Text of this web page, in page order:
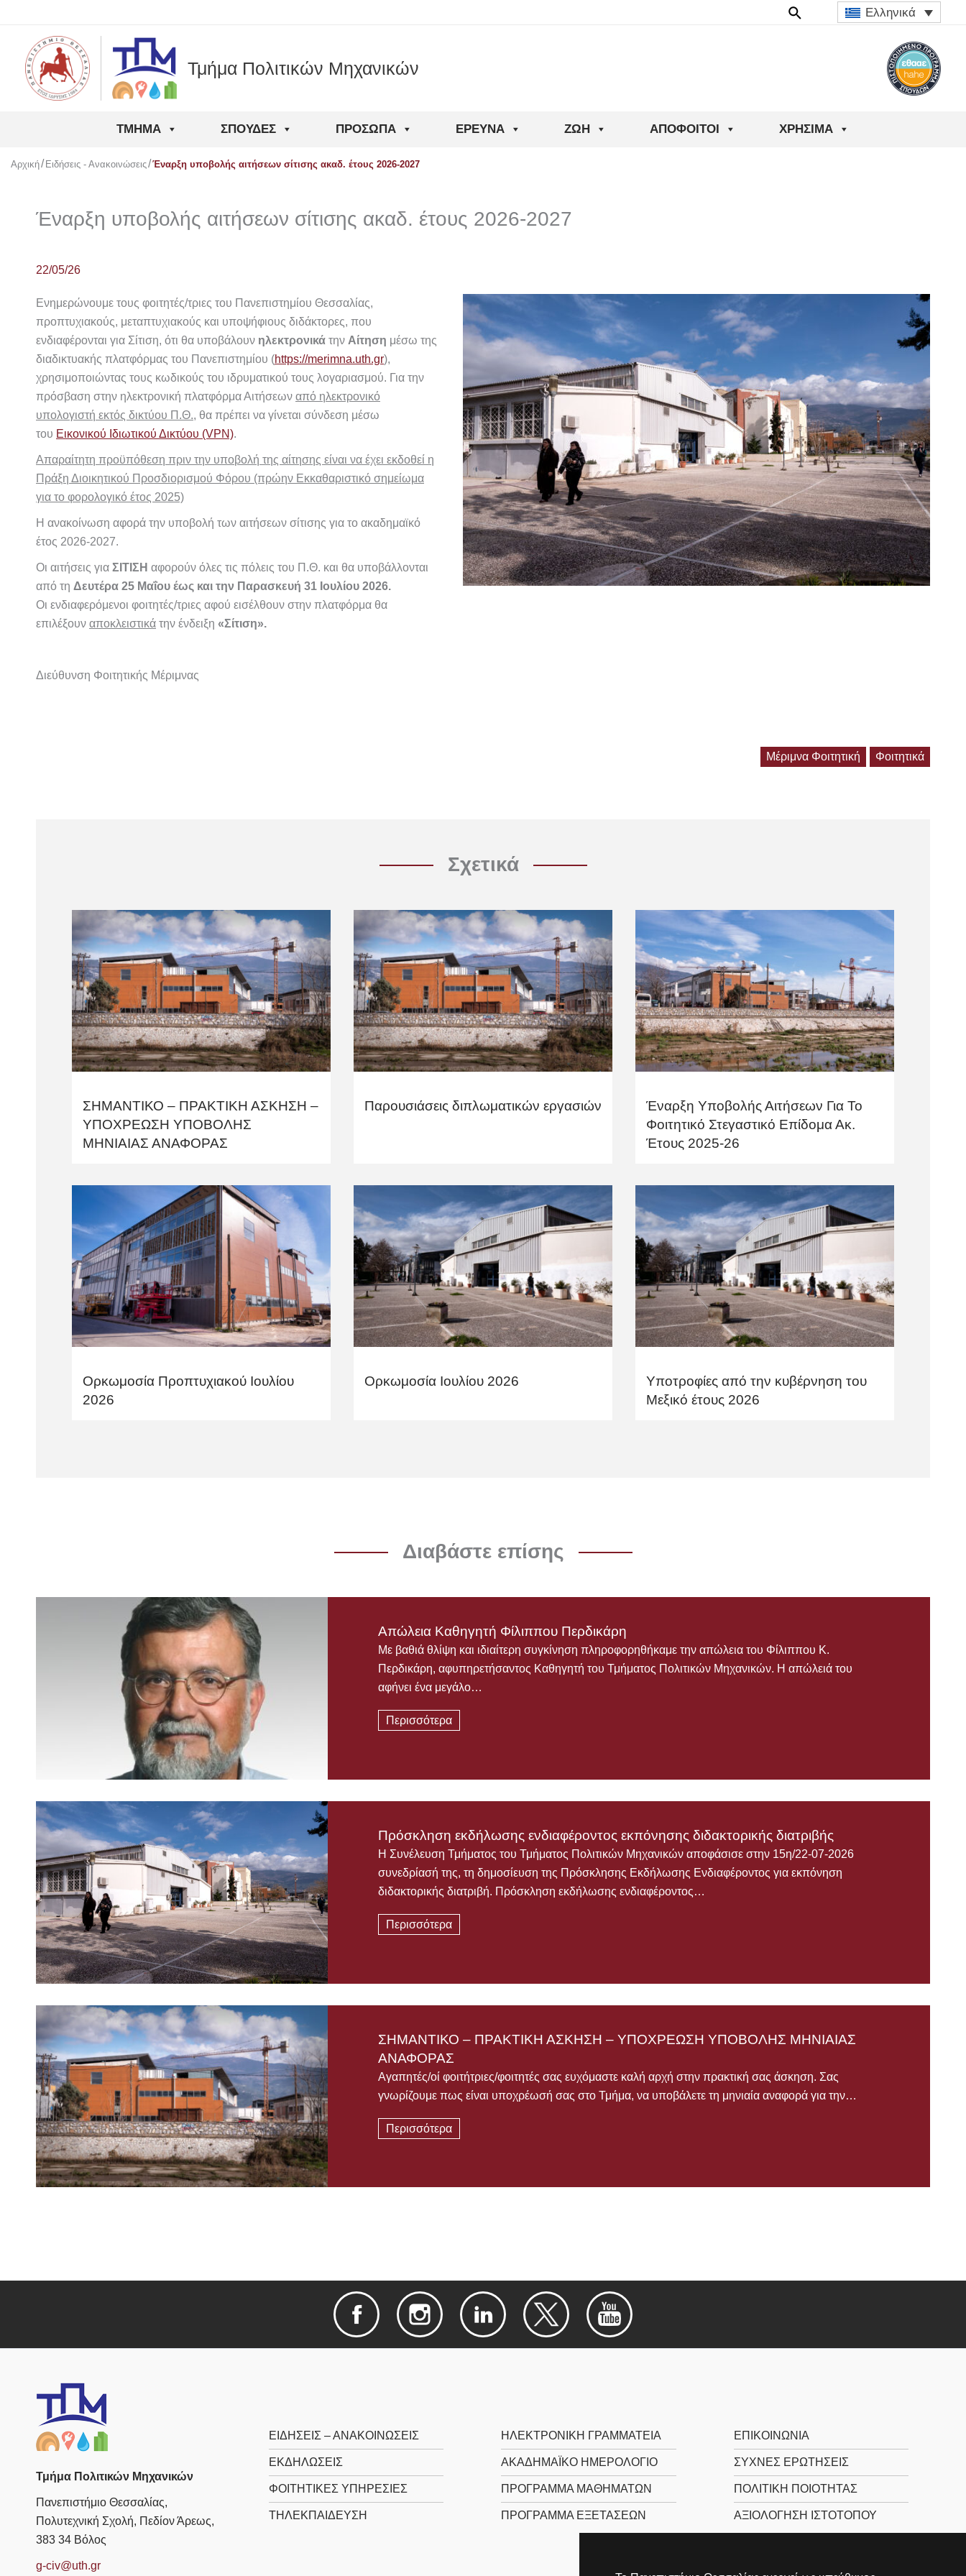
περιεχόμενο
Ελληνικά
Τμήμα Πολιτικών Μηχανικών
ΤΜΉΜΑ ΣΠΟΥΔΈΣ ΠΡΌΣΩΠΑ ΈΡΕΥΝΑ ΖΩΉ ΑΠΌΦΟΙΤΟΙ ΧΡΉΣΙΜΑ
Αρχική Ειδήσεις - Ανακοινώσεις Έναρξη υποβολής αιτήσεων σίτισης ακαδ. έτους 2026-2027
Έναρξη υποβολής αιτήσεων σίτισης ακαδ. έτους 2026-2027
22/05/26
Ενημερώνουμε τους φοιτητές/τριες του Πανεπιστημίου Θεσσαλίας,
προπτυχιακούς, μεταπτυχιακούς και υποψήφιους διδάκτορες, που
ενδιαφέρονται για Σίτιση, ότι θα υποβάλουν ηλεκτρονικά την Αίτηση μέσω της
διαδικτυακής πλατφόρμας του Πανεπιστημίου (https://merimna.uth.gr),
χρησιμοποιώντας τους κωδικούς του ιδρυματικού τους λογαριασμού. Για την
πρόσβαση στην ηλεκτρονική πλατφόρμα Αιτήσεων από ηλεκτρονικό
υπολογιστή εκτός δικτύου Π.Θ., θα πρέπει να γίνεται σύνδεση μέσω
του Εικονικού Ιδιωτικού Δικτύου (VPN).
Απαραίτητη προϋπόθεση πριν την υποβολή της αίτησης είναι να έχει εκδοθεί η
Πράξη Διοικητικού Προσδιορισμού Φόρου (πρώην Εκκαθαριστικό σημείωμα
για το φορολογικό έτος 2025)
Η ανακοίνωση αφορά την υποβολή των αιτήσεων σίτισης για το ακαδημαϊκό
έτος 2026-2027.
Οι αιτήσεις για ΣΙΤΙΣΗ αφορούν όλες τις πόλεις του Π.Θ. και θα υποβάλλονται
από τη Δευτέρα 25 Μαΐου έως και την Παρασκευή 31 Ιουλίου 2026.
Οι ενδιαφερόμενοι φοιτητές/τριες αφού εισέλθουν στην πλατφόρμα θα
επιλέξουν αποκλειστικά την ένδειξη «Σίτιση».
Διεύθυνση Φοιτητικής Μέριμνας
Μέριμνα Φοιτητική Φοιτητικά
Σχετικά
ΣΗΜΑΝΤΙΚΟ – ΠΡΑΚΤΙΚΗ ΑΣΚΗΣΗ –
ΥΠΟΧΡΕΩΣΗ ΥΠΟΒΟΛΗΣ
ΜΗΝΙΑΙΑΣ ΑΝΑΦΟΡΑΣ
Παρουσιάσεις διπλωματικών εργασιών
Έναρξη Υποβολής Αιτήσεων Για Το
Φοιτητικό Στεγαστικό Επίδομα Ακ.
Έτους 2025-26
Ορκωμοσία Προπτυχιακού Ιουλίου
2026
Ορκωμοσία Ιουλίου 2026
Υποτροφίες από την κυβέρνηση του
Μεξικό έτους 2026
Διαβάστε επίσης
Απώλεια Καθηγητή Φίλιππου Περδικάρη
Με βαθιά θλίψη και ιδιαίτερη συγκίνηση πληροφορηθήκαμε την απώλεια του Φίλιππου Κ.
Περδικάρη, αφυπηρετήσαντος Καθηγητή του Τμήματος Πολιτικών Μηχανικών. Η απώλειά του
αφήνει ένα μεγάλο…
Περισσότερα
Πρόσκληση εκδήλωσης ενδιαφέροντος εκπόνησης διδακτορικής διατριβής
Η Συνέλευση Τμήματος του Τμήματος Πολιτικών Μηχανικών αποφάσισε στην 15η/22-07-2026
συνεδρίασή της, τη δημοσίευση της Πρόσκλησης Εκδήλωσης Ενδιαφέροντος για εκπόνηση
διδακτορικής διατριβή. Πρόσκληση εκδήλωσης ενδιαφέροντος…
Περισσότερα
ΣΗΜΑΝΤΙΚΟ – ΠΡΑΚΤΙΚΗ ΑΣΚΗΣΗ – ΥΠΟΧΡΕΩΣΗ ΥΠΟΒΟΛΗΣ ΜΗΝΙΑΙΑΣ
ΑΝΑΦΟΡΑΣ
Αγαπητές/οί φοιτήτριες/φοιτητές σας ευχόμαστε καλή αρχή στην πρακτική σας άσκηση. Σας
γνωρίζουμε πως είναι υποχρέωσή σας στο Τμήμα, να υποβάλετε τη μηνιαία αναφορά για την…
Περισσότερα
Τμήμα Πολιτικών Μηχανικών
Πανεπιστήμιο Θεσσαλίας,
Πολυτεχνική Σχολή, Πεδίον Άρεως,
383 34 Βόλος
g-civ@uth.gr
ΕΙΔΗΣΕΙΣ – ΑΝΑΚΟΙΝΩΣΕΙΣ
ΕΚΔΗΛΩΣΕΙΣ
ΦΟΙΤΗΤΙΚΈΣ ΥΠΗΡΕΣΊΕΣ
ΤΗΛΕΚΠΑΊΔΕΥΣΗ
ΗΛΕΚΤΡΟΝΙΚΉ ΓΡΑΜΜΑΤΕΊΑ
ΑΚΑΔΗΜΑΪΚΌ ΗΜΕΡΟΛΌΓΙΟ
ΠΡΌΓΡΑΜΜΑ ΜΑΘΗΜΆΤΩΝ
ΠΡΌΓΡΑΜΜΑ ΕΞΕΤΆΣΕΩΝ
ΕΠΙΚΟΙΝΩΝΊΑ
ΣΥΧΝΕΣ ΕΡΩΤΗΣΕΙΣ
ΠΟΛΙΤΙΚΉ ΠΟΙΌΤΗΤΑΣ
ΑΞΙΟΛΌΓΗΣΗ ΙΣΤΌΤΟΠΟΥ